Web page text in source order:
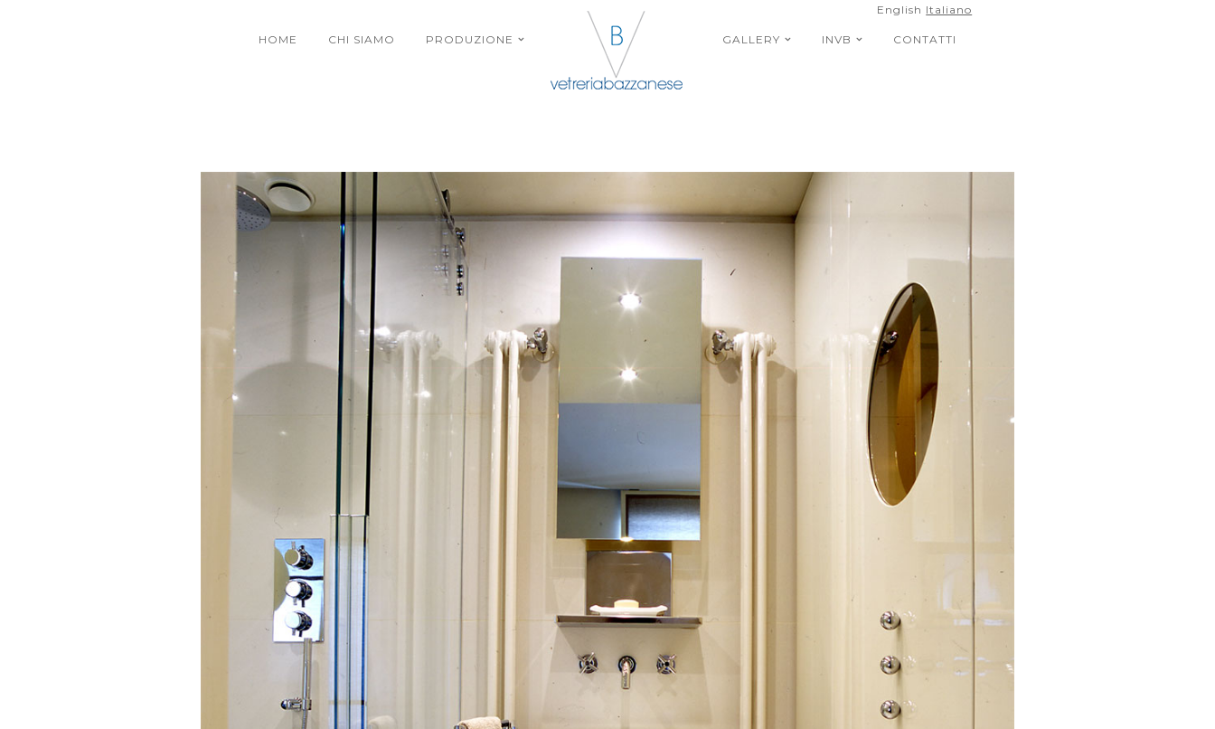
HOME CHI SIAMO PRODUZIONE GALLERY INVB CONTATTI
English Italiano